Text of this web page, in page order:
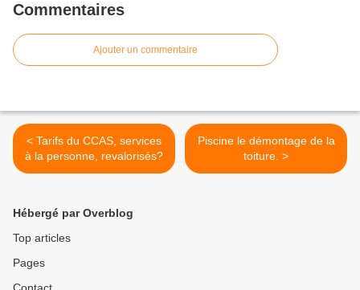
Commentaires
Ajouter un commentaire
< Tarifs du CCAS, services
à la personne, revalorisés?
Piscine le démontage de la
toiture. >
Hébergé par Overblog
Top articles
Pages